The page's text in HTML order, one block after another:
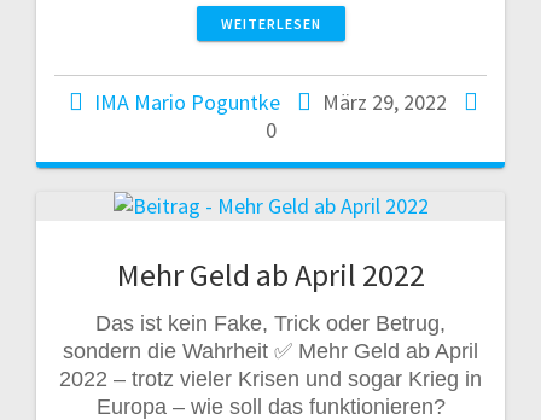
WEITERLESEN
IMA Mario Poguntke
März 29, 2022
0
Mehr Geld ab April 2022
Das ist kein Fake, Trick oder Betrug,
sondern die Wahrheit ✅ Mehr Geld ab April
2022 – trotz vieler Krisen und sogar Krieg in
Europa – wie soll das funktionieren?